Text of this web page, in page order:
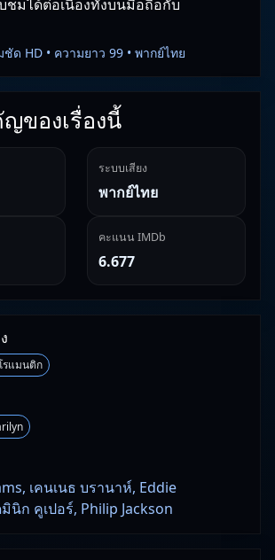
ชมได้ต่อเนื่องทั้งบนมือถือกับ
ด HD • ความยาว 99 • พากย์ไทย
ของเรื่องนี้
ระบบเสียง
พากย์ไทย
คะแนน IMDb
6.677
รแมนติก
เคนเนธ บรานาห์, Eddie
นิก คูเปอร์, Philip Jackson